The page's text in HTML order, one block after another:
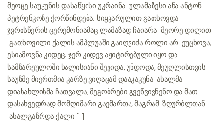
მეოცე საუკუნის დასაწყისი. უკრაინა. ულამაზესი ანა ანტონ
პეტრენკოზე ქორწინდება. სიყვარულით გათხოვდა.
ჯვრისწერის ცერემონიამაც ლამაზად ჩაიარა. მეორე დილით
გათხოვილი ქალის ამპლუაში გაიღვიძა. როლი არ ეუცხოვა,
ესიამოვნა კიდეც. ჯერ კიდევ აჟიტირებული იყო და
სამზარეულოში ხალისიანი შევიდა, უნდოდა, მეუღლისთვის
საუზმე მიერთმია. კარზე ვიღაცამ დააკაკუნა. ახალმა
დიასახლისმა ჩათვალა, მეგობრები გვეწვივნენო და მათ
დასახვედრად მომღიმარი გაემართა, მაგრამ ზღურბლთან
ახალგაზრდა ქალი […]